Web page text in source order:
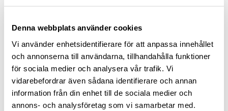
Denna webbplats använder cookies
Vi använder enhetsidentifierare för att anpassa innehållet
och annonserna till användarna, tillhandahålla funktioner
för sociala medier och analysera vår trafik. Vi
vidarebefordrar även sådana identifierare och annan
information från din enhet till de sociala medier och
annons- och analysföretag som vi samarbetar med.